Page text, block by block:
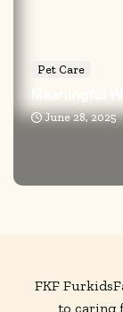
Pet Care
June 28, 2025
FKF
to caring